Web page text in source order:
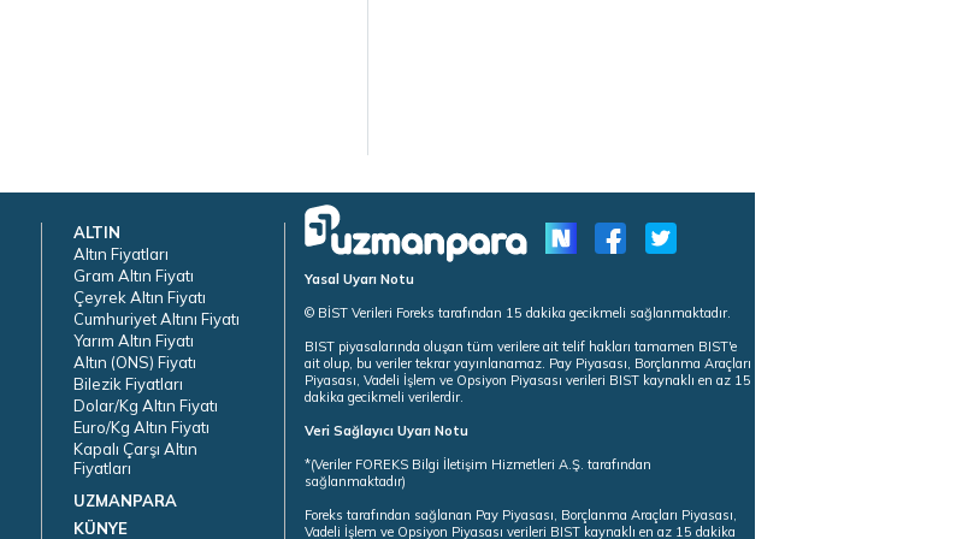
ALTIN
Altın Fiyatları
Gram Altın Fiyatı
Çeyrek Altın Fiyatı
Cumhuriyet Altını Fiyatı
Yarım Altın Fiyatı
Altın (ONS) Fiyatı
Bilezik Fiyatları
Dolar/Kg Altın Fiyatı
Euro/Kg Altın Fiyatı
Kapalı Çarşı Altın
Fiyatları
UZMANPARA
KÜNYE
Yasal Uyarı Notu
© BİST Verileri Foreks tarafından 15 dakika gecikmeli sağlanmaktadır.
BIST piyasalarında oluşan tüm verilere ait telif hakları tamamen BIST'e
ait olup, bu veriler tekrar yayınlanamaz. Pay Piyasası, Borçlanma Araçları
Piyasası, Vadeli İşlem ve Opsiyon Piyasası verileri BIST kaynaklı en az 15
dakika gecikmeli verilerdir.
Veri Sağlayıcı Uyarı Notu
*(Veriler FOREKS Bilgi İletişim Hizmetleri A.Ş. tarafından
sağlanmaktadır)
Foreks tarafından sağlanan Pay Piyasası, Borçlanma Araçları Piyasası,
Vadeli İşlem ve Opsiyon Piyasası verileri BIST kaynaklı en az 15 dakika